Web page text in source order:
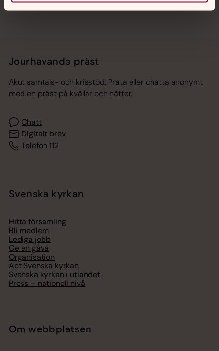
Jourhavande präst
Akut samtals- och krisstöd. Prata eller chatta anonymt
med en präst på kvällar och nätter.
Chatt
Digitalt brev
Telefon 112
Svenska kyrkan
Hitta församling
Bli medlem
Lediga jobb
Ge en gåva
Organisation
Act Svenska kyrkan
Svenska kyrkan i utlandet
Press – nationell nivå
Om webbplatsen